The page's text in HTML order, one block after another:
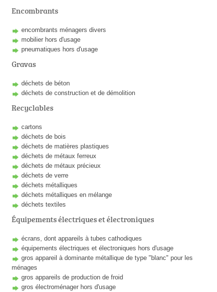
Encombrants
encombrants ménagers divers
mobilier hors d'usage
pneumatiques hors d'usage
Gravas
déchets de béton
déchets de construction et de démolition
Recyclables
cartons
déchets de bois
déchets de matières plastiques
déchets de métaux ferreux
déchets de métaux précieux
déchets de verre
déchets métalliques
déchets métalliques en mélange
déchets textiles
Équipements électriques et électroniques
écrans, dont appareils à tubes cathodiques
équipements électriques et électroniques hors d'usage
gros appareil à dominante métallique de type "blanc" pour les
ménages
gros appareils de production de froid
gros électroménager hors d'usage